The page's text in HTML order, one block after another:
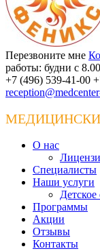
Перезвоните мне
работы: будни с
+7 (496) 539-41-00
О нас
Специалисты
Наши услуги
Детское
Программы
Акции
Отзывы
Контакты